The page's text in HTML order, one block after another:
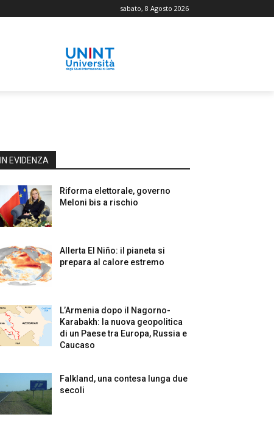
sabato, 8 Agosto 2026
IN EVIDENZA
Riforma elettorale, governo
Meloni bis a rischio
Allerta El Niño: il pianeta si
prepara al calore estremo
L’Armenia dopo il Nagorno-
Karabakh: la nuova geopolitica
di un Paese tra Europa, Russia e
Caucaso
Falkland, una contesa lunga due
secoli